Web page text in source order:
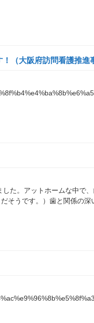
（大阪府訪問看護推進
た。アットホームな中で
そうです。）歯と関係の深